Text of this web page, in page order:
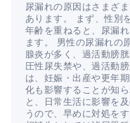
尿漏れの原因はさまざ
あります。 まず、性別
年齢を重ねると、尿漏
ます。 男性の尿漏れの
腺炎が多く、過活動膀
圧性尿失禁や、過活動
は、妊娠・出産や更年
化も影響することが知
と、日常生活に影響を
うので、早めに対処を